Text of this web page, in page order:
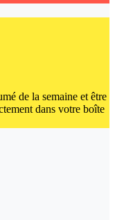
de la semaine et être
dans votre boîte